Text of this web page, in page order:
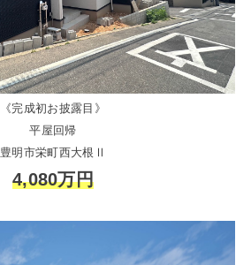
《完成初お披露目》
平屋回帰
豊明市栄町西大根Ⅱ
4,080万円